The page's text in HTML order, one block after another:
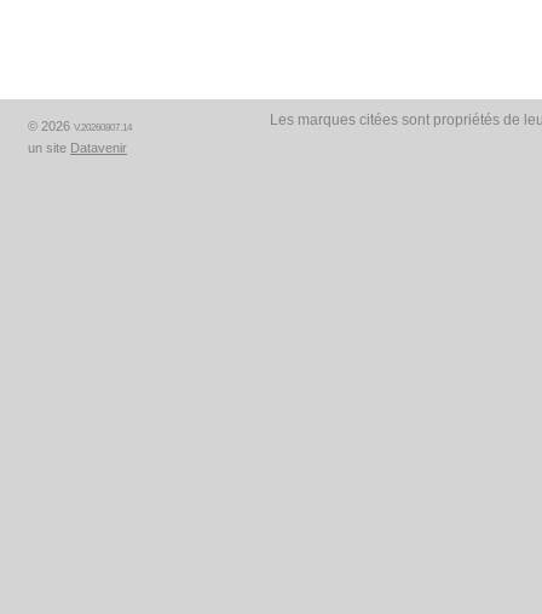
© 2026 V.20260807.14
un site Datavenir
Les marques citées sont propriétés de